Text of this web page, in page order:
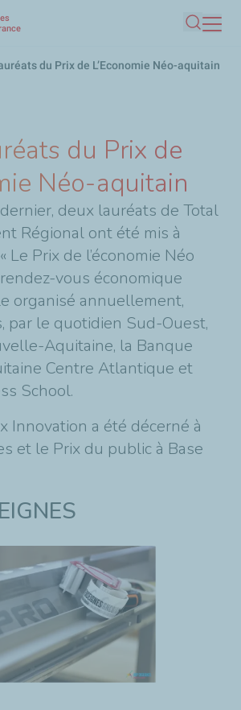
contenu
du Prix de L’Economie Néo-aquitain
du Prix de
Néo-aquitain
deux lauréats de Total
Régional ont été mis à
Le Prix de l’économie Néo
vous économique
organisé annuellement,
par le quotidien Sud-Ouest,
Aquitaine, la Banque
Centre Atlantique et
School.
Innovation a été décerné à
et le Prix du public à Base